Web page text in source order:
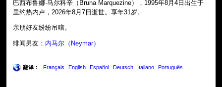
巴西布鲁娜·马尔科辛（Bruna Marquezine），1995年8月4日出生于
里约热内卢，2026年8月7日逝世。享年31岁。
亲朋好友纷纷吊唁。
绯闻男友： 内马尔（Neymar）
翻译： Français English Español Deutsch Italiano Português